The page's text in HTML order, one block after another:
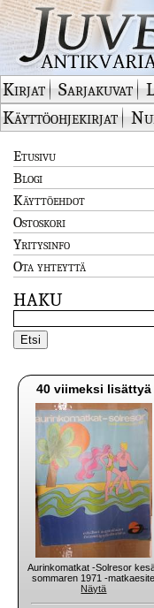
Kirjat Sarjakuvat
Käyttöohjekirjat
Etusivu
Blogi
Käyttöehdot
Ostoskori
Yritysinfo
Ota yhteyttä
HAKU
40 viimeksi lisättyä
Aurinkomatkat -Solresor
sommaren 1971 -matkaesite
Näytä